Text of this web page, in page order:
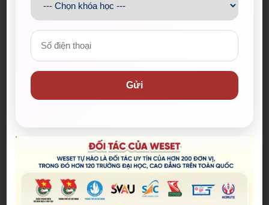
machine)
(take place)
Và chiến lược cô Ngọc chỉ ra là hãy so sánh từ khóa
chính của từng câu để chọn ra đáp án đúng nhất
khi làm bài thi.
cô Ngọc, với câu dài không nên đọc tràn lan mà nên
ngắt theo cụm chức năng ngữ pháp. Cách này giúp
dễ hiểu và dễ chọn đáp án đúng hơn.
Kỹ năng cuối cùng cô Ngọc chỉ ra là đọc lướt và đọc
quét (Skimming và Scanning). Đây là hai kỹ năng
Gửi